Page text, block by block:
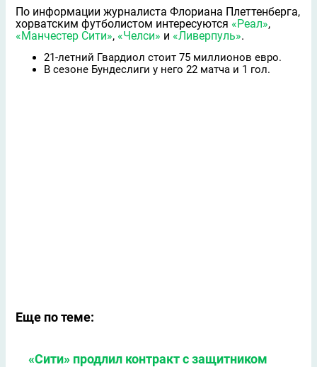
По информации журналиста Флориана Плеттенберга,
хорватским футболистом интересуются «Реал»,
«Манчестер Сити», «Челси» и «Ливерпуль».
21-летний Гвардиол стоит 75 миллионов евро.
В сезоне Бундеслиги у него 22 матча и 1 гол.
Еще по теме:
«Сити» продлил контракт с защитником